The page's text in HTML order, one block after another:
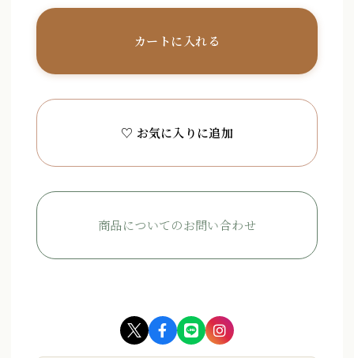
カートに入れる
♡ お気に入りに追加
商品についてのお問い合わせ